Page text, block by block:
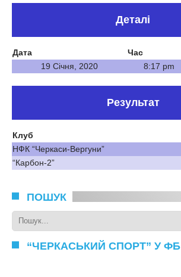
Деталі
Дата Час
19 Січня, 2020
8:17 pm
Результат
Клуб
НФК “Черкаси-Вергуни”
“Карбон-2”
ПОШУК
“ЧЕРКАСЬКИЙ СПОРТ” У ФБ